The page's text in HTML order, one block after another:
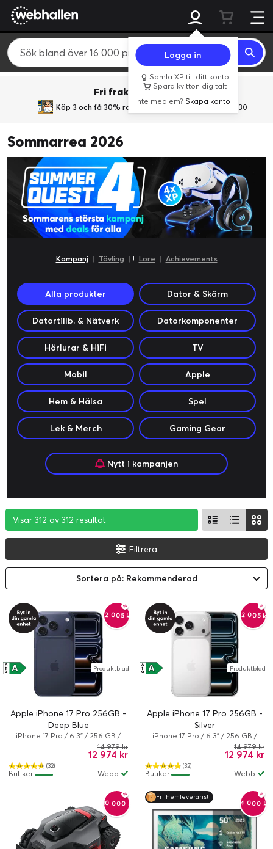
Logga in
Samla XP till ditt konto
Spara kvitton digitalt
Inte medlem?Skapa konto
Fri frakt över 800 kr.
Köp 3 och få 30% rabatt med rabattkoden 3Gives30
Sommarrea 2026
Kampanj | Tävling | ! Lore | Achievements
Alla produkter Dator & Skärm
Datortillb. & Nätverk Datorkomponenter
Hörlurar & HiFi TV
Mobil Apple
Hem & Hälsa Spel
Lek & Merch Gaming Gear
Nytt i kampanjen
Visar 312 av 312 resultat
Visar 312 av 312 resultat
Visar 312 av 312 resultat
Filtrera
Sortera på: Rekommenderad
-2 005 kr
Apple iPhone 17 Pro 256GB -
Deep Blue
iPhone 17 Pro / 6.3" / 256 GB /
Dual-SIM / iOS 26 / Deep blue
A
A
↑
G Produktblad
(32)
12 974 kr
14 979 kr
Webb
Butiker
-2 005 kr
Apple iPhone 17 Pro 256GB -
Silver
iPhone 17 Pro / 6.3" / 256 GB /
Dual-SIM / iOS 26 / Silver
A
A
↑
G Produktblad
(32)
12 974 kr
14 979 kr
Webb
Butiker
-10 000 kr
Fri hemleverans!
-4 000 kr